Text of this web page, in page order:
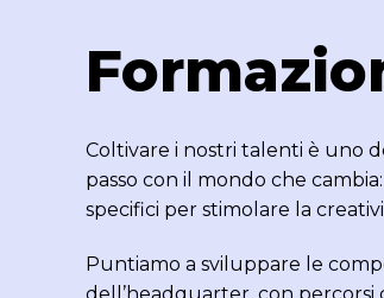
Coltivare i nostri talenti è uno
passo con il mondo che
specifici per stimolare la
Puntiamo a sviluppare le
dell’headquarter, con percorsi